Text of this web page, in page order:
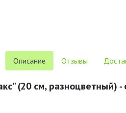
Описание Отзывы
(20 см, разноцветный) -